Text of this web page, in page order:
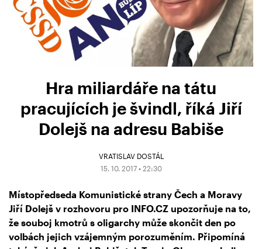
Hra miliardáře na tátu
pracujících je švindl, říká Jiří
Dolejš na adresu Babiše
VRATISLAV DOSTÁL
15. 10. 2017 • 22:30
Místopředseda Komunistické strany Čech a Moravy
Jiří Dolejš v rozhovoru pro INFO.CZ upozorňuje na to,
že souboj kmotrů s oligarchy může skončit den po
volbách jejich vzájemným porozuměním. Připomíná